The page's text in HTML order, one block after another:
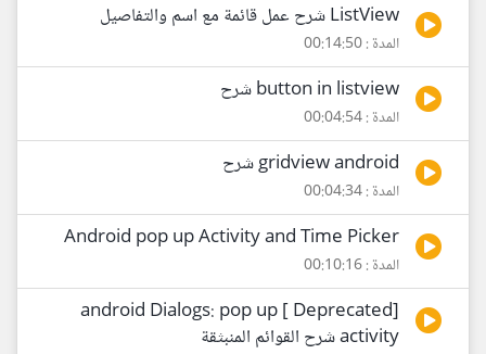
ListView شرح عمل قائمة مع اسم والتفاصيل
المدة : 00:14:50
button in listview شرح
المدة : 00:04:54
gridview android شرح
المدة : 00:04:34
Android pop up Activity and Time Picker
المدة : 00:10:16
[Deprecated ] android Dialogs: pop up
activity شرح القوائم المنبثقة